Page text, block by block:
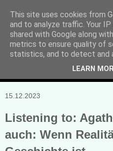
Manuela
Bücher, Blogs & mehr
15.12.2023
Listening to:
auch: Wenn
This site uses cookies from
and to analyze traffic. Your
shared with Google along
metrics to ensure quality of
statistics, and to detect and
LEARN